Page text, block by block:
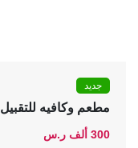
جديد
مطعم وكافيه للتقبيل
300 ألف ر.س